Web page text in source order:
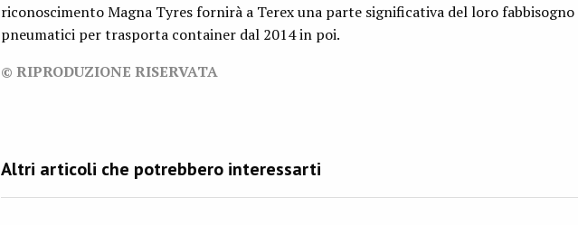
riconoscimento Magna Tyres fornirà a Terex una parte significativa del loro fabbisogno
pneumatici per trasporta container dal 2014 in poi.
© RIPRODUZIONE RISERVATA